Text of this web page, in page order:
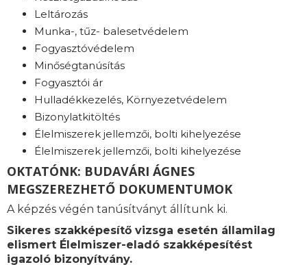
Leltározás
Munka-, tűz- balesetvédelem
Fogyasztóvédelem
Minőségtanúsítás
Fogyasztói ár
Hulladékkezelés, Környezetvédelem
Bizonylatkitöltés
Élelmiszerek jellemzői, bolti kihelyezése
Élelmiszerek jellemzői, bolti kihelyezése
OKTATÓNK: BUDAVÁRI ÁGNES
MEGSZEREZHETŐ DOKUMENTUMOK
A képzés végén tanúsítványt állítunk ki.
Sikeres szakképesítő vizsga esetén államilag
elismert Élelmiszer-eladó szakképesítést
igazoló bizonyítvány.